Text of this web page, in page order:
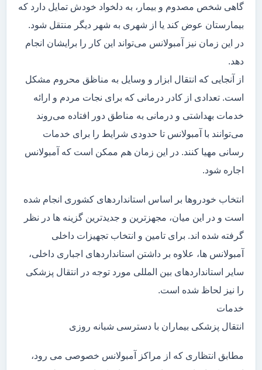
گاهی شخص مصدوم و بیمار، به دلخواد خودش تمایل دارد که
بیمارستان عوض کند یا از شهری به شهر دیگر منتقل شود.
در این زمان نیز آمبولانس می‌تواند این کار را برایشان انجام
دهد.
از آنجایی که انتقال ابزار و وسایل به مناظق محروم مشکل
است. تعدادی از کادر درمانی که برای نجات مردم و ارائه
خدمات بهداشتی و درمانی به مناطق دور افتاده می‌روند
می‌توانند با آمبولانس تا حدودی شرایط را برای خدمات
رسانی مهیا کنند. در این زمان هم ممکن است که آمبولانس
اجاره شود.
انتخاب خودروها بر اساس استانداردهای کشوری انجام شده
است و در این میان، مجهزترین و جدیدترین گزینه ها در نظر
گرفته شده اند. برای تامین و انتخاب تجهیزات داخلی
آمبولانس ها، علاوه بر داشتن استانداردهای اجباری داخلی،
سایر استانداردهای بین المللی مورد توجه در انتقال پزشکی
را نیز لحاظ شده است.
خدمات
انتقال پزشکی بیماران با دسترسی شبانه روزی
مطابق انتظاری که از مراکز آمبولانس خصوصی می رود،